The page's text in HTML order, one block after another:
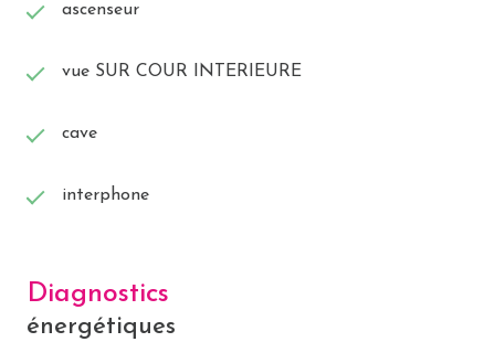
ascenseur
vue SUR COUR INTERIEURE
cave
interphone
Diagnostics
énergétiques